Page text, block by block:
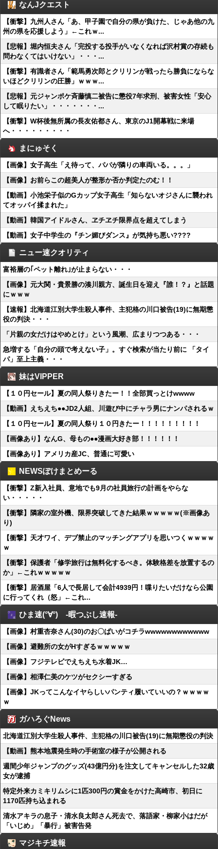
なんJクエスト
【衝撃】九州人さん「あ、甲子園で自分の県が負けた、じゃあ他の九
州の県を応援しよう」←これｗ...
【悲報】堀内恒夫さん「完投する投手がいなくなれば沢村賞の存続も
問わなくてはいけない」・・・...
【衝撃】有識者さん「範馬勇次郎とクリリンが戦ったら勝負にならな
いほどクリリンの圧勝」ｗｗｗ...
【悲報】元ジャンポケ斉藤慎二被告に懲役7年求刑、被害女性「安心
して眠りたい」・・・・・・・...
【衝撃】W杯後無所属の長友佑都さん、東京のJ1開幕戦に来場
へ・・・・・・・・・
まにゅそく
【画像】女子高生「え待って、パパが隣りの車両いる。。。」
【画像】お前らこの超美人が整形か否か判定たのむ！！
【動画】小池栄子似のGカップ女子高生「知らないオジさんに襲われ
てオッパイ揉まれた」
【動画】韓国アイドルさん、ヱチヱチ限界点を超えてしまう
【動画】女子中学生の『チン媚びダンス』が気持ち悪い????
ニュー速クオリティ
富裕層の｢ペット離れ｣が止まらない・・・
【画像】元大関・貴景勝の湊川親方、誕生日を迎え『誰！？』と話題
にｗｗｗ
【速報】北海道江別大学生殺人事件、主犯格の川口被告(19)に無期懲
役の判決・・・
「片親の女だけはやめとけ」という風潮、広まりつつある・・・
急増する「自分の頭で考えない子」。すぐ検索が当たり前に 「タイ
パ」至上主義・・・
妹はVIPPER
【１０円セール】夏の同人祭りきたー！！全部買っとけwwww
【動画】えちえち●●JD2人組、川遊び中にチャラ男にナンパされるｗ
【１０円セール】夏の同人祭り１０円きたー！！！！！！！！！
【画像あり】なんG、母もの●●漫画大好き部！！！！！！
【画像あり】アメリカ産JC、普通に可愛い
NEWSぽけまとめーる
【衝撃】Z新入社員、意地でも9月の社員旅行の計画をやらな
い・・・・・
【衝撃】隣家の室外機、限界突破してきた結果ｗｗｗｗｗ(※画像あ
り)
【衝撃】天才ワイ、デブ禁止のマッチングアプリを思いつくｗｗｗｗ
ｗ
【衝撃】保護者「修学旅行は無料化するべき。体験格差を放置するの
か」←これｗｗｗｗｗ
【衝撃】居酒屋「6人で長居して会計4939円！喋りたいだけなら公園
に行ってくれ（怒」←これ...
ひま速(°∀°) -暇つぶし速報-
【画像】村重杏奈さん(30)のお〇ぱいがコチラwwwwwwwwwwww
【画像】避難所の女がHすぎるｗｗｗｗｗ
【画像】フジテレビでえちえち水着JK…
【画像】相澤仁美のケツがセクシーすぎる
【画像】JKってこんなイヤらしいパンティ履いていいの？ｗｗｗｗ
ｗ
ガハろぐNews
北海道江別大学生殺人事件、主犯格の川口被告(19)に無期懲役の判決
【動画】熊本地震発生時の手術室の様子が公開される
週間少年ジャンプのグッズ(43億円分)を注文してキャンセルした32歳
女が逮捕
特定外来カミキリムシに1匹300円の賞金をかけた高崎市、初日に
1170匹持ち込まれる
清水アキラの息子・清水良太郎さん死去で、落語家・柳家小はだが
「いじめ」「暴行」被害告発
マジキチ速報